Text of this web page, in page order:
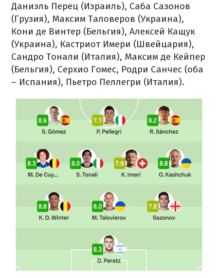
Даниэль Перец (Израиль), Саба Сазонов
(Грузия), Максим Таловеров (Украина),
Кони де Винтер (Бельгия), Алексей Кащук
(Украина), Кастриот Имери (Швейцария),
Сандро Тонали (Италия), Максим де Кейпер
(Бельгия), Серхио Гомес, Родри Санчес (оба
– Испания), Пьетро Пеллегри (Италия).